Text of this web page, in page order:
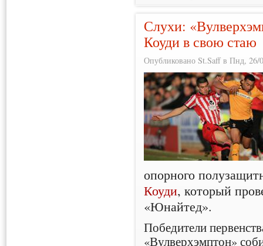
Слухи:
Коуди в свою стаю
Опубликовано St.Saff в Пнд, 26/
опорного
Коуди, который
«Юнайтед».
Победители
«Вулверхэмптон»